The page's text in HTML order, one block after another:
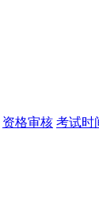
资格审核 考试时